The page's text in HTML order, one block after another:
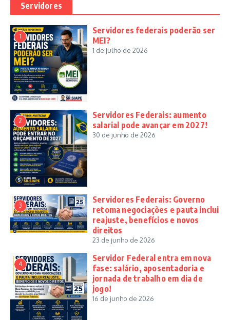
Servidores
1
Servidores federais poderão ser
MEI?
1 de julho de 2026
2
Servidores Federais: aumento
salarial pode avançar em 2027!
30 de junho de 2026
3
Servidores Federais: Governo
retoma negociações e pauta inclui
reajuste, benefícios e novos
direitos
23 de junho de 2026
4
Servidor Federal entra em nova
fase: salário, aposentadoria e
jornada de trabalho em dia de
jogo!
16 de junho de 2026